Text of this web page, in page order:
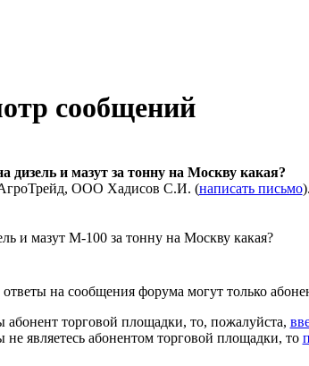
сообщений
дизель и мазут за тонну на Москву какая?
ООО Хадисов С.И. (написать письмо
и мазут M-100 за тонну на Москву какая?
на сообщения форума могут только
абонент торговой площадки, то, пожалуйста,
не являетесь абонентом торговой площадки, то